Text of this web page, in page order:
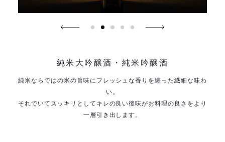
純米大吟醸酒・純米吟醸酒
純米ならではの米の旨味にフレッシュな香りを纏った繊細な味わ
い。
それでいてスッキリとしてキレの良い後味がお料理の良さをより
一層引き出します。